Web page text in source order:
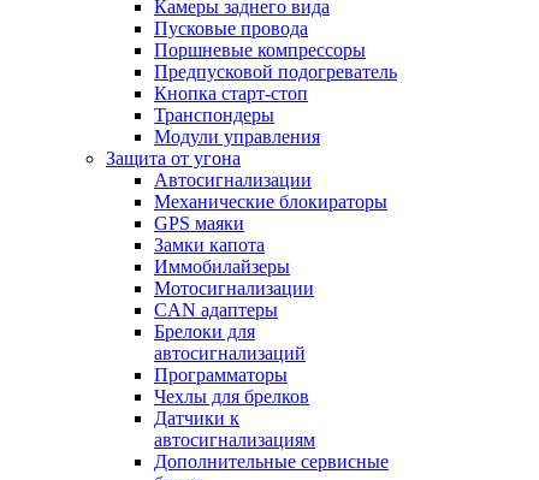
Камеры заднего вида
Пусковые провода
Поршневые компрессоры
Предпусковой подогреватель
Кнопка старт-стоп
Транспондеры
Модули управления
Защита от угона
Автосигнализации
Механические блoкираторы
GPS маяки
Замки капота
Иммобилайзеры
Мотосигнализации
CAN адаптеры
Брелоки для
автосигнализаций
Программаторы
Чехлы для брелков
Датчики к
автосигнализациям
Дополнительные сервисные